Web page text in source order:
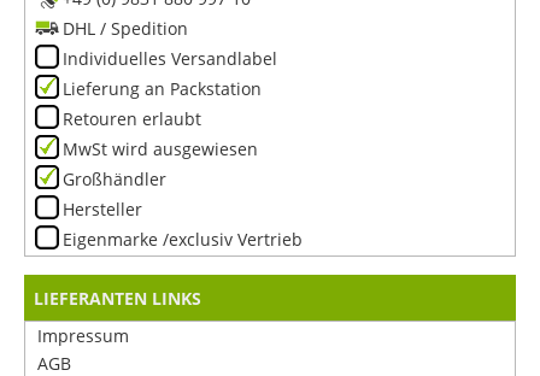
DHL / Spedition
Individuelles Versandlabel
Lieferung an Packstation
Retouren erlaubt
MwSt wird ausgewiesen
Großhändler
Hersteller
Eigenmarke /exclusiv Vertrieb
LIEFERANTEN LINKS
Impressum
AGB